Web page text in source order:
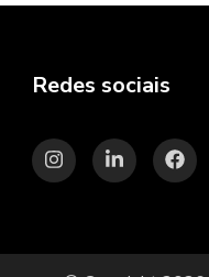
Redes sociais